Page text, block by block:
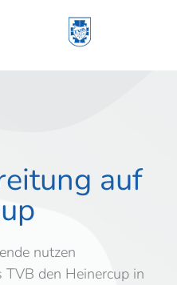
auf
nutzen
den Heinercup in